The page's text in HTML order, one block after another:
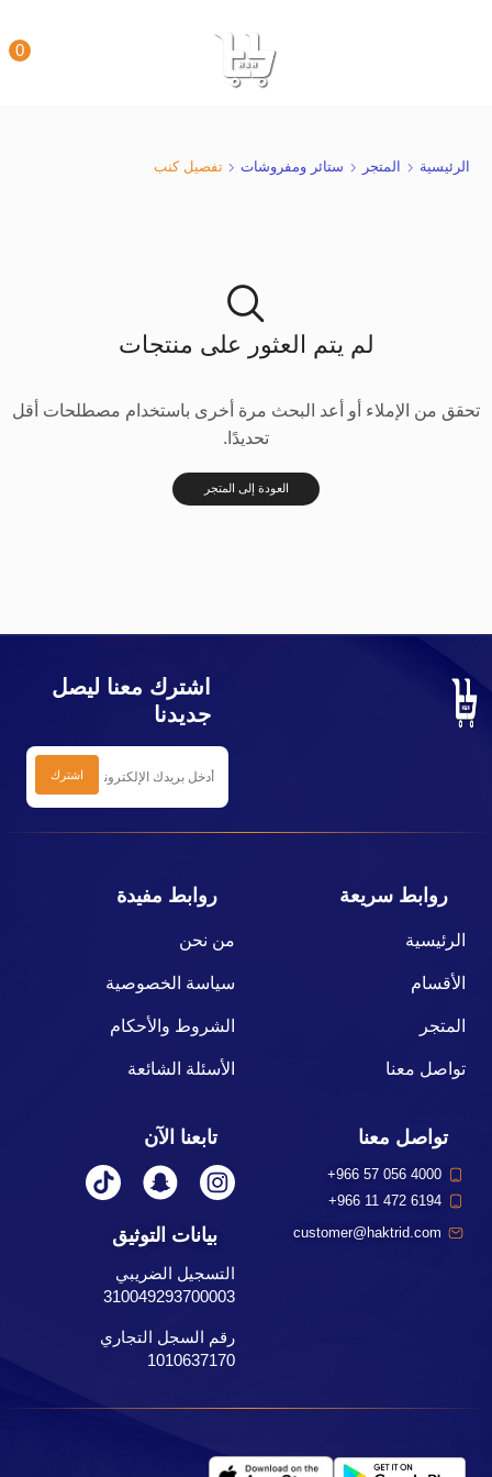
0
الرئيسية المتجر ستائر ومفروشات تفصيل كنب
لم يتم العثور على منتجات
تحقق من الإملاء أو أعد البحث مرة أخرى باستخدام مصطلحات أقل
تحديدًا.
العودة إلى المتجر
اشترك معنا ليصل
جديدنا
روابط سريعة
الرئيسية
الأقسام
المتجر
تواصل معنا
روابط مفيدة
من نحن
سياسة الخصوصية
الشروط والأحكام
الأسئلة الشائعة
تواصل معنا
+966 57 056 4000
+966 11 472 6194
customer@haktrid.com
تابعنا الآن
بيانات التوثيق
التسجيل الضريبي
310049293700003
رقم السجل التجاري
1010637170